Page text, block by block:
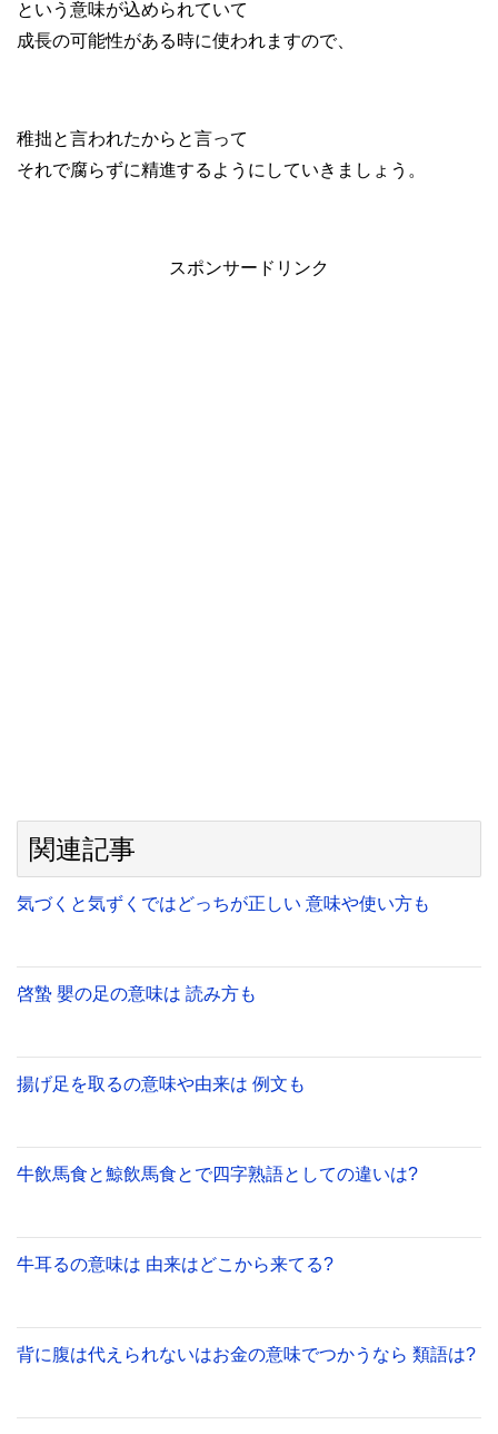
という意味が込められていて
成長の可能性がある時に使われますので、
稚拙と言われたからと言って
それで腐らずに精進するようにしていきましょう。
スポンサードリンク
関連記事
気づくと気ずくではどっちが正しい 意味や使い方も
啓蟄 嬰の足の意味は 読み方も
揚げ足を取るの意味や由来は 例文も
牛飲馬食と鯨飲馬食とで四字熟語としての違いは?
牛耳るの意味は 由来はどこから来てる?
背に腹は代えられないはお金の意味でつかうなら 類語は?